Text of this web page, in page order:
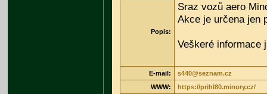
Popis:
Sraz vozů aero
Akce je určena jen
Veškeré informace
E-mail:
s440@seznam.cz
WWW:
https://prihl80.minory.cz/